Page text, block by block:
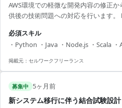
AWS環境での軽微な開発内容の修正
供後の技術問題への対応を行います
プロジェクトマネジメント ・環境構
の相談・依頼 ・サービス提供後の技
ト】 ・大手企業との密な連携 ・プロ
必須スキル
・Python ・Java ・Node.js ・Scala ・
掲載元： セルワークフリーランス
募集中 5ヶ月前
新システム移行に伴う結合試験設計